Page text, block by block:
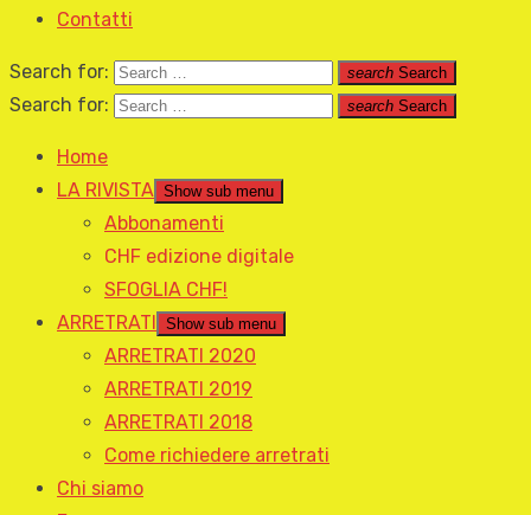
Contatti
Search for: search Search
Search for: search Search
Home
LA RIVISTA Show sub menu
Abbonamenti
CHF edizione digitale
SFOGLIA CHF!
ARRETRATI
Show sub menu
ARRETRATI 2020
ARRETRATI 2019
ARRETRATI 2018
Come richiedere arretrati
Chi siamo